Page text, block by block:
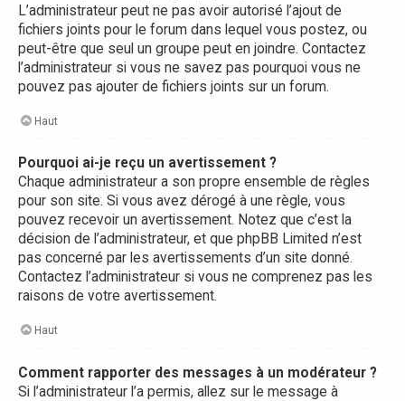
L’administrateur peut ne pas avoir autorisé l’ajout de
fichiers joints pour le forum dans lequel vous postez, ou
peut-être que seul un groupe peut en joindre. Contactez
l’administrateur si vous ne savez pas pourquoi vous ne
pouvez pas ajouter de fichiers joints sur un forum.
Haut
Pourquoi ai-je reçu un avertissement ?
Chaque administrateur a son propre ensemble de règles
pour son site. Si vous avez dérogé à une règle, vous
pouvez recevoir un avertissement. Notez que c’est la
décision de l’administrateur, et que phpBB Limited n’est
pas concerné par les avertissements d’un site donné.
Contactez l’administrateur si vous ne comprenez pas les
raisons de votre avertissement.
Haut
Comment rapporter des messages à un modérateur ?
Si l’administrateur l’a permis, allez sur le message à